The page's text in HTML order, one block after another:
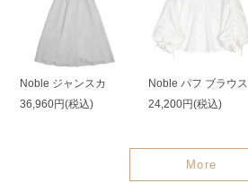
Noble ジャンスカ
36,960円(税込)
Noble パフ ブラウス
24,200円(税込)
More